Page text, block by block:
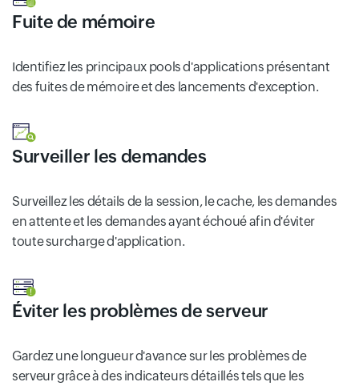
Fuite de mémoire
Identifiez les principaux pools d'applications présentant
des fuites de mémoire et des lancements d'exception.
Surveiller les demandes
Surveillez les détails de la session, le cache, les demandes
en attente et les demandes ayant échoué afin d'éviter
toute surcharge d'application.
Éviter les problèmes de serveur
Gardez une longueur d'avance sur les problèmes de
serveur grâce à des indicateurs détaillés tels que les